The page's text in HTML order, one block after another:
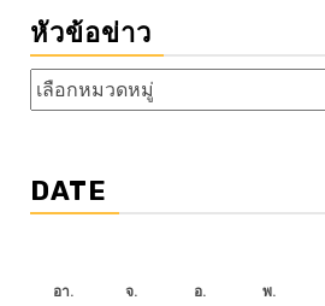
หัวข้อข่าว
หัวข้อ
ข่าว
DATE
อา. จ. อ. พ.